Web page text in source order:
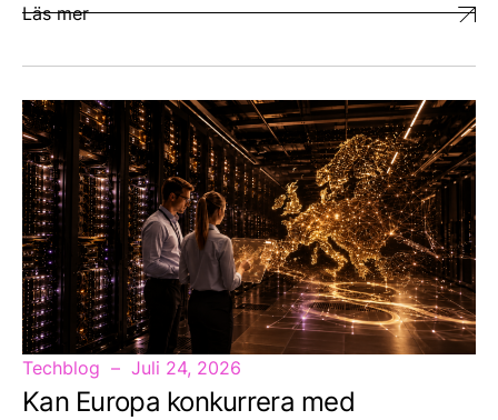
Läs mer
Techblog Juli 24, 2026
Kan Europa konkurrera med